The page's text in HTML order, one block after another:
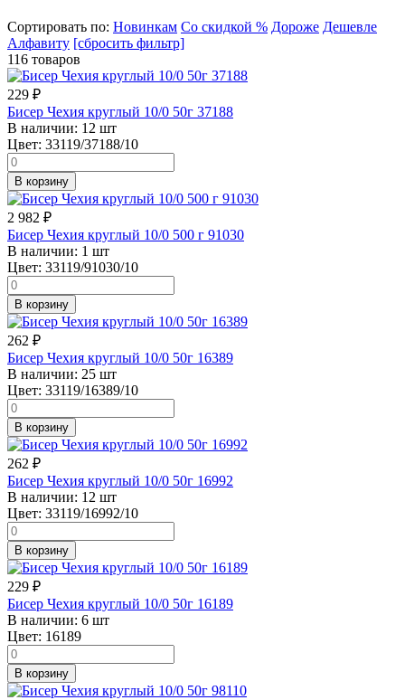
Сортировать по: Новинкам Со скидкой % Дороже Дешевле
Алфавиту [сбросить фильтр]
116 товаров
229 ₽
Бисер Чехия круглый 10/0 50г 37188
В наличии: 12 шт
Цвет: 33119/37188/10
В корзину
2 982 ₽
Бисер Чехия круглый 10/0 500 г 91030
В наличии: 1 шт
Цвет: 33119/91030/10
В корзину
262 ₽
Бисер Чехия круглый 10/0 50г 16389
В наличии: 25 шт
Цвет: 33119/16389/10
В корзину
262 ₽
Бисер Чехия круглый 10/0 50г 16992
В наличии: 12 шт
Цвет: 33119/16992/10
В корзину
229 ₽
Бисер Чехия круглый 10/0 50г 16189
В наличии: 6 шт
Цвет: 16189
В корзину